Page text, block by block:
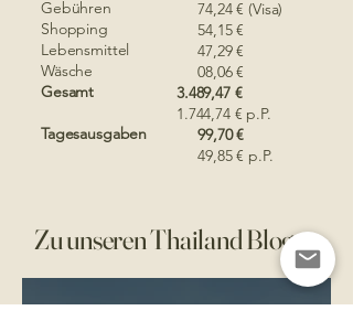
74,24 € (Visa)
54,15 €
47,29 €
08,06 €​
3.489,47 €
1.744,74 € p.P.
99,70 €
49,85 € p.P.
Gebühren
Shopping
Lebensmittel
Wäsche​
Gesamt
Tagesausgaben
Zu unseren Thailand Blogs